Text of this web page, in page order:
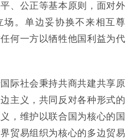
、公正等基本原则，面对外
场。单边妥协换不来相互尊
何一方以牺牲他国利益为代
社会秉持共商共建共享原
主义，共同反对各种形式的
，维护以联合国为核心的国
贸易组织为核心的多边贸易